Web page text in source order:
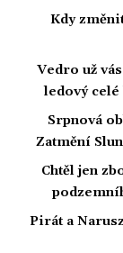
Kdy
Vedro už
ledový
Srpnová
Zatmění
Chtěl jen
Pirát a